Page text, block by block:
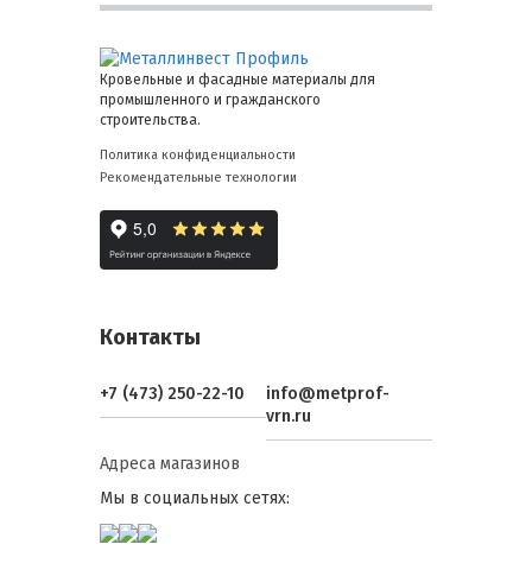
Кровельные и фасадные материалы для
промышленного и гражданского
строительства.
Политика конфиденциальности
Рекомендательные технологии
Контакты
+7 (473) 250-22-10
info@metprof-
vrn.ru
Адреса магазинов
Мы в социальных сетях: